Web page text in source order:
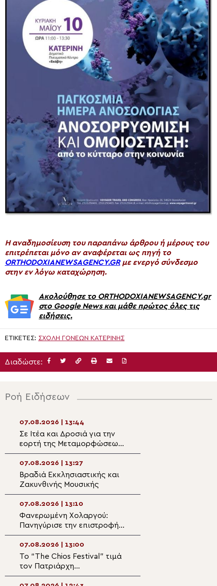
H αναδημοσίευση του παραπάνω άρθρου ή μέρους του
επιτρέπεται μόνο αν αναφέρεται ως πηγή το
ORTHODOXIANEWSAGENCY.GRμε ενεργό σύνδεσμο
στην εν λόγω καταχώρηση.
Ακολούθησε το ORTHODOXIANEWSAGENCY.gr
στο Google News και μάθε πρώτος όλες τις
ειδήσεις.
ΕΤΙΚΈΤΕΣ: ΣΧΟΛΉ ΓΟΝΈΩΝ ΚΑΤΕΡΊΝΗΣ
Διαδώστε:
Ροή Ειδήσεων
07.08.2026 | 13:44
Σε Ιτέα και Δροσιά για την
εορτή της Μεταμορφώσεως
του Σωτήρος ο Θηβών
Γεώργιος
07.08.2026 | 13:27
Βραδιά Εκκλησιαστικής και
Ζακυνθινής Μουσικής
07.08.2026 | 13:10
Φανερωμένη Χολαργού:
Πανηγύρισε την επιστροφή
της παλαιάς ιεράς
Λειψανοθήκης – Πάνδημη
υποδοχή παρουσία του
Επισκόπου Χριστουπόλεως
07.08.2026 | 13:00
Το “The Chios Festival” τιμά
τον Πατριάρχη
Αλεξανδρείας Θεόδωρο Β΄